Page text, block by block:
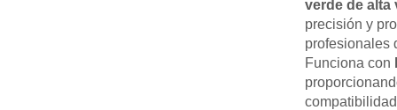
verde de alta
precisión y
profesionales
Funciona con